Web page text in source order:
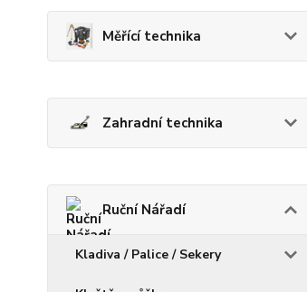
Měřící technika
Zahradní technika
Ruční Nářadí
Kladiva / Palice / Sekery